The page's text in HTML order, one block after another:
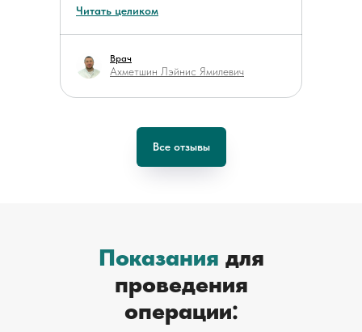
Ахметшин Лэйнис Ямилевич
Врач
Читать целиком
Все отзывы
квалифицированный врач травматолог-
ортопед Осталась довольна оказанной
Показания для
проведения
операции: